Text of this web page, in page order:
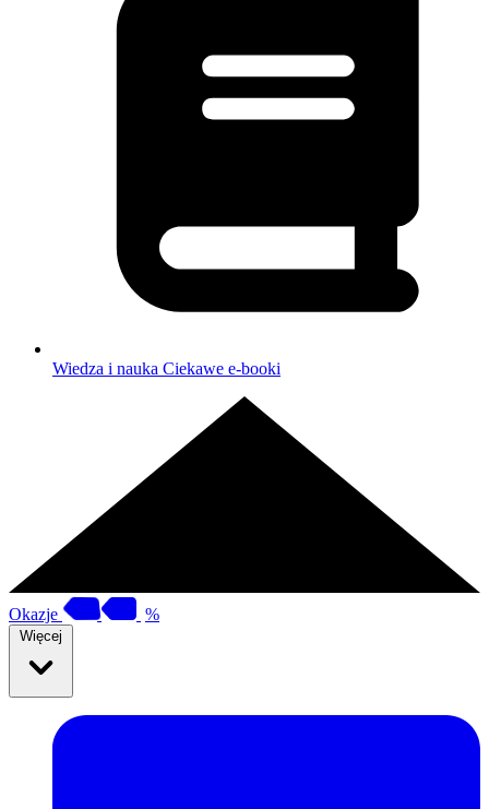
Wiedza i nauka Ciekawe e-booki
Okazje %
Więcej